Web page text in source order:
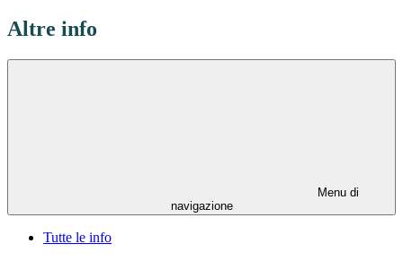
Altre info
Menu di
navigazione
Tutte le info